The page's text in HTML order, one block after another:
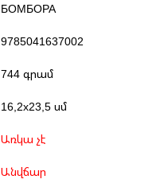
БОМБОРА
9785041637002
744 գրամ
16,2x23,5 սմ
Առկա չէ
Անվճար